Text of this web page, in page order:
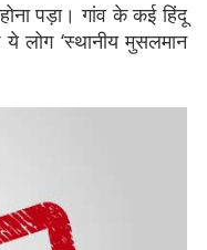
पड़ा। गांव के कई हिंदू
लोग ‘स्थानीय मुसलमान